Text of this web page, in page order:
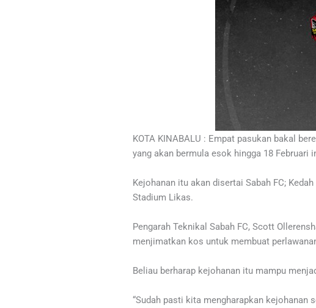
KOTA KINABALU : Empat pasukan bakal
yang akan bermula esok hingga 18 Februari
Kejohanan itu akan disertai Sabah FC;
Stadium Likas.
Pengarah Teknikal Sabah FC, Scott
menjimatkan kos untuk membuat
Beliau berharap kejohanan itu mampu
“Sudah pasti kita mengharapkan